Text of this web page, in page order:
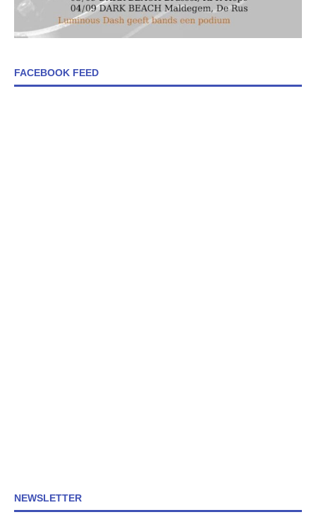
FACEBOOK FEED
NEWSLETTER